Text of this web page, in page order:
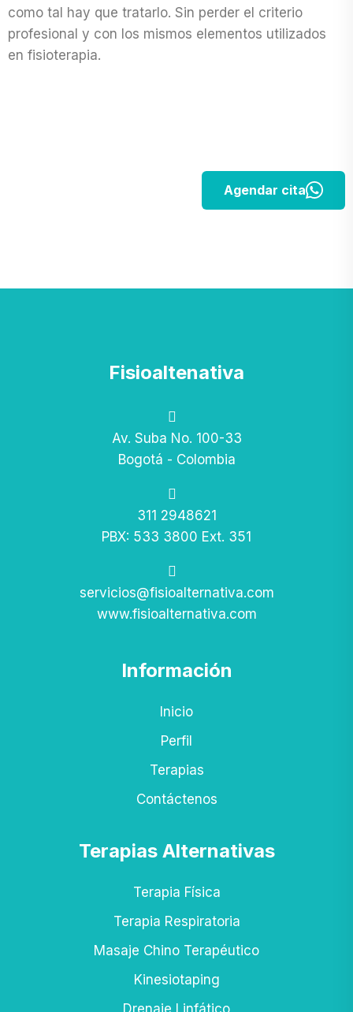
como tal hay que tratarlo. Sin perder el criterio
profesional y con los mismos elementos utilizados
en fisioterapia.
Agendar cita
Fisioaltenativa
Av. Suba No. 100-33
Bogotá - Colombia
311 2948621
PBX: 533 3800 Ext. 351
servicios@fisioalternativa.com
www.fisioalternativa.com
Información
Inicio
Perfil
Terapias
Contáctenos
Terapias Alternativas
Terapia Física
Terapia Respiratoria
Masaje Chino Terapéutico
Kinesiotaping
Drenaje Linfático